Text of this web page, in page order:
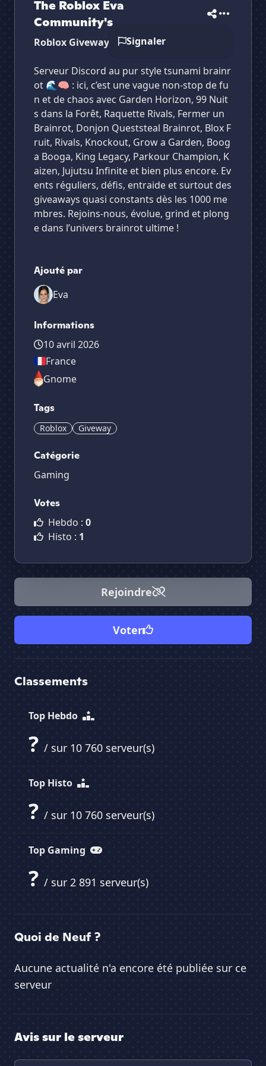
The Roblox Eva
Community's
Signaler
Roblox Giveway
Serveur Discord au pur style tsunami brainr
ot 🌊🧠 : ici, c’est une vague non-stop de fu
n et de chaos avec Garden Horizon, 99 Nuit
s dans la Forêt, Raquette Rivals, Fermer un
Brainrot, Donjon Queststeal Brainrot, Blox F
ruit, Rivals, Knockout, Grow a Garden, Boog
a Booga, King Legacy, Parkour Champion, K
aizen, Jujutsu Infinite et bien plus encore. Ev
ents réguliers, défis, entraide et surtout des
giveaways quasi constants dès les 1000 me
mbres. Rejoins-nous, évolue, grind et plong
e dans l’univers brainrot ultime !
Ajouté par
Eva
Informations
10 avril 2026
France
Gnome
Tags
Roblox Giveway
Catégorie
Gaming
Votes
Hebdo : 0
Histo : 1
Rejoindre
Voter
Classements
Top Hebdo
? / sur 10 760 serveur(s)
Top Histo
? / sur 10 760 serveur(s)
Top Gaming
? / sur 2 891 serveur(s)
Quoi de Neuf ?
Aucune actualité n'a encore été publiée sur ce
serveur
Avis sur le serveur